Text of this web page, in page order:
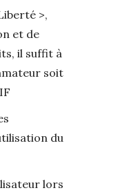
>,
et de
il suffit à
soit
du
lors